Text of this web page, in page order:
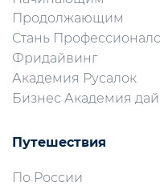
Продолжающим
Стань
Фридайвинг
Академия Русалок
Бизнес Академия
Путешествия
По России